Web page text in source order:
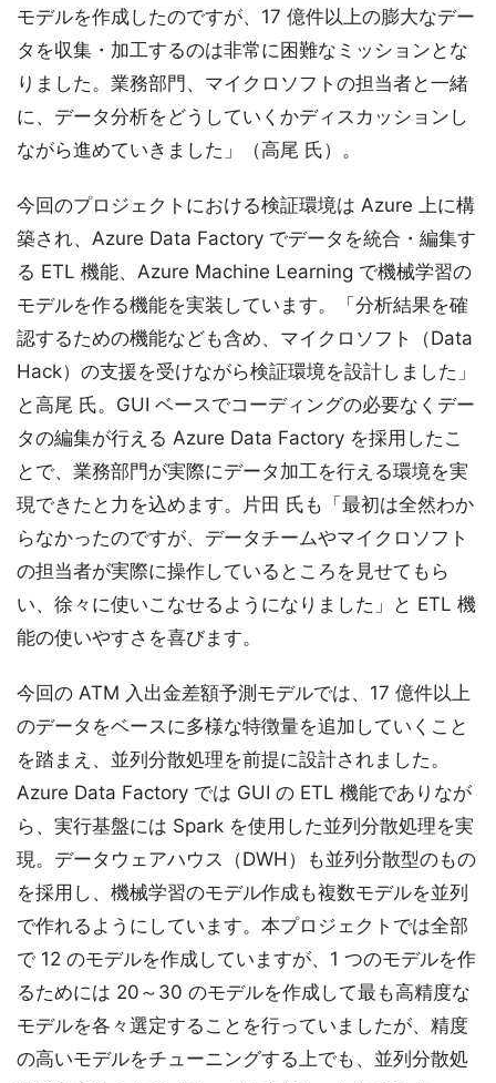
モデルを作成したのですが、17 億件以上の膨大なデー
タを収集・加工するのは非常に困難なミッションとな
りました。業務部門、マイクロソフトの担当者と一緒
に、データ分析をどうしていくかディスカッションし
ながら進めていきました」（高尾 氏）。
今回のプロジェクトにおける検証環境は Azure 上に構
築され、Azure Data Factory でデータを統合・編集す
る ETL 機能、Azure Machine Learning で機械学習の
モデルを作る機能を実装しています。「分析結果を確
認するための機能なども含め、マイクロソフト（Data
Hack）の支援を受けながら検証環境を設計しました」
と高尾 氏。GUI ベースでコーディングの必要なくデー
タの編集が行える Azure Data Factory を採用したこ
とで、業務部門が実際にデータ加工を行える環境を実
現できたと力を込めます。片田 氏も「最初は全然わか
らなかったのですが、データチームやマイクロソフト
の担当者が実際に操作しているところを見せてもら
い、徐々に使いこなせるようになりました」と ETL 機
能の使いやすさを喜びます。
今回の ATM 入出金差額予測モデルでは、17 億件以上
のデータをベースに多様な特徴量を追加していくこと
を踏まえ、並列分散処理を前提に設計されました。
Azure Data Factory では GUI の ETL 機能でありなが
ら、実行基盤には Spark を使用した並列分散処理を実
現。データウェアハウス（DWH）も並列分散型のもの
を採用し、機械学習のモデル作成も複数モデルを並列
で作れるようにしています。本プロジェクトでは全部
で 12 のモデルを作成していますが、1 つのモデルを作
るためには 20～30 のモデルを作成して最も高精度な
モデルを各々選定することを行っていましたが、精度
の高いモデルをチューニングする上でも、並列分散処